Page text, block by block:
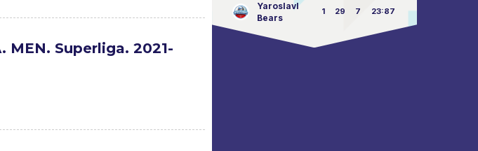
MEN. Superliga. 2021-
Yaroslavl
Bears
1 29 7 23:87